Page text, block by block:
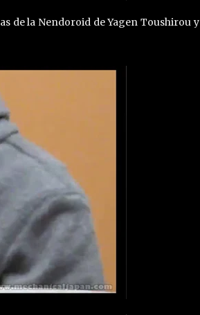
de la Nendoroid de Yagen Toushirou y